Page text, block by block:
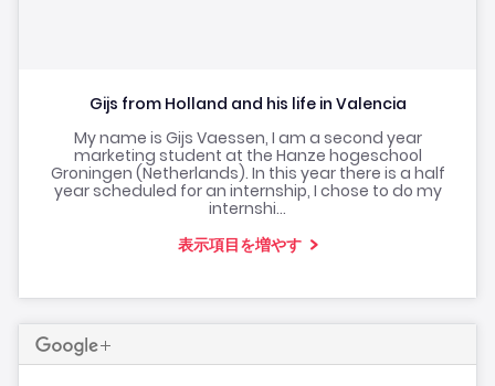
Gijs from Holland and his life in Valencia
My name is Gijs Vaessen, I am a second year
marketing student at the Hanze hogeschool
Groningen (Netherlands). In this year there is a half
year scheduled for an internship, I chose to do my
internshi...
表示項目を増やす